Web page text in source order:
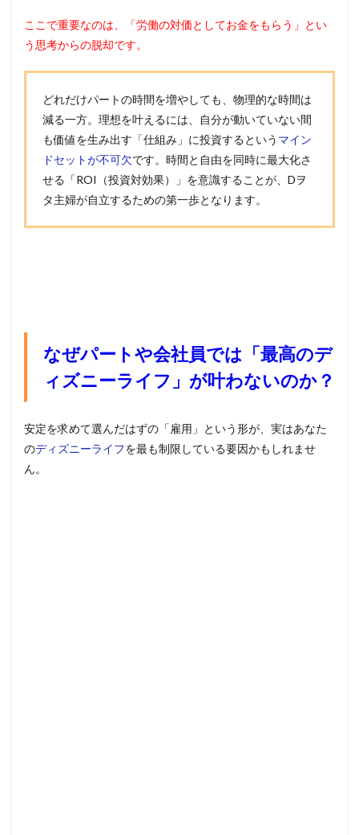
ここで重要なのは、「労働の対価としてお金をもらう」とい
う思考からの脱却です。
どれだけパートの時間を増やしても、物理的な時間は
減る一方。理想を叶えるには、自分が動いていない間
も価値を生み出す「仕組み」に投資するという マイン
ドセットが不可欠です。時間と自由を同時に最大化さ
せる「ROI（投資対効果）」を意識することが、Dヲ
タ主婦が自立するための第一歩となります。
なぜパートや会社員では「最高のデ
ィズニーライフ」が叶わないのか？
安定を求めて選んだはずの「雇用」という形が、実はあなた
のディズニーライフを最も制限している要因かもしれませ
ん。